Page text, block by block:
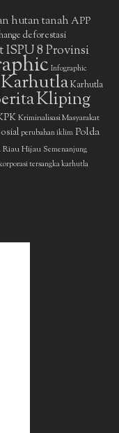
hutan tanah APP
deforestasi
ISPU 8 Provinsi
Infographic
KarhutlaKarhutla
Kliping
Kriminalisasi Masyarakat
perubahan iklim Polda
Riau Hijau Semenanjung
korporasi tersangka karhutla